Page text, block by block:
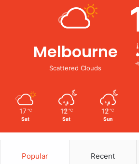
Melbourne
Scattered Clouds
17 ℃
Sat
12 ℃
Sat
12 ℃
Sun
Popular Recent